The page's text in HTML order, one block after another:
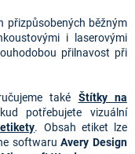
přizpůsobených běžným
i laserovými
přilnavost při
také Štítky na
potřebujete vizuální
. Obsah etiket lze
softwaruAvery Design